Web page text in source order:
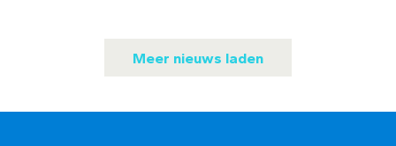
Meer nieuws laden